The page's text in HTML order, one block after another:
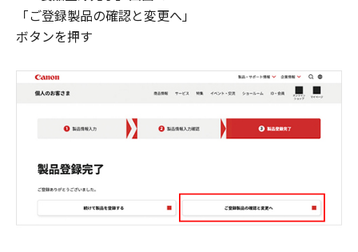
「ご登録製品の確認と変更へ」
ボタンを押す